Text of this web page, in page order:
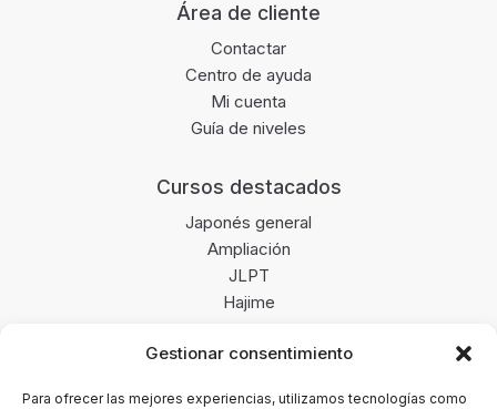
Gestionar consentimiento
Para ofrecer las mejores experiencias, utilizamos tecnologías como
Área de cliente
Contactar
Centro de ayuda
Mi cuenta
Guía de niveles
Cursos destacados
Japonés general
Ampliación
JLPT
Hajime
Enlaces de interés
Blog